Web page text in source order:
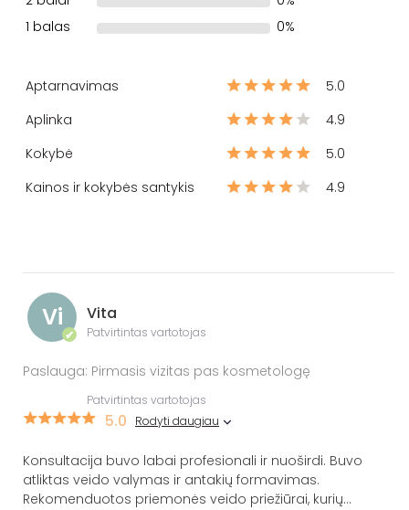
1 balas
0%
Aptarnavimas
5.0
Aplinka
4.9
Kokybė
5.0
Kainos ir kokybės santykis
4.9
Vi
✔
Vita
Patvirtintas vartotojas
Paslauga: Pirmasis vizitas pas kosmetologę
Patvirtintas vartotojas
5.0 Rodyti daugiau
Konsultacija buvo labai profesionali ir nuoširdi. Buvo
atliktas veido valymas ir antakių formavimas.
Rekomenduotos priemonės veido priežiūrai, kurių...